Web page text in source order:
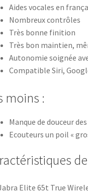
Aides vocales en
Nombreux contrôles
Très bonne finition
Très bon maintien,
Autonomie soignée
Compatible Siri,
moins :
Manque de douceur
Ecouteurs un poil «
Elite 65t True